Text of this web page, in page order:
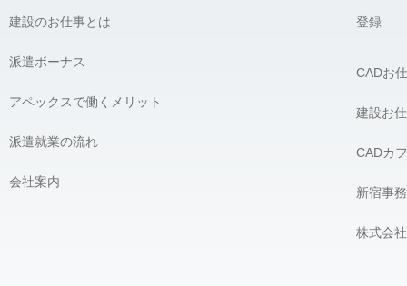
建設のお仕事とは
派遣ボーナス
アペックスで働くメリット
派遣就業の流れ
会社案内
登録
CADお
建設お
CADカ
新宿事
株式会